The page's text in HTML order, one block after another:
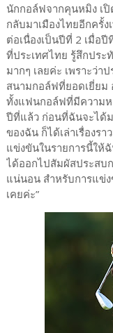
นักกอล์ฟจากคุนหมิง เปิ
กลับมาเมืองไทยอีกครั้
ต่อเนื่องเป็นปีที่ 2 เมื่อ
ที่ประเทศไทย รู้สึกปร
มากๆ เลยค่ะ เพราะว่
สนามกอล์ฟที่ยอดเยี่ยม
ทั้งแฟนกอล์ฟที่มีความห
ปีที่แล้ว ก่อนที่ฉันจะได้
ของฉัน ก็ได้เล่าเรื่องร
แข่งขันในรายการนี้ให้
ได้ออกไปสัมผัสประสบ
แน่นอน สำหรับการแข่
เคยค่ะ”